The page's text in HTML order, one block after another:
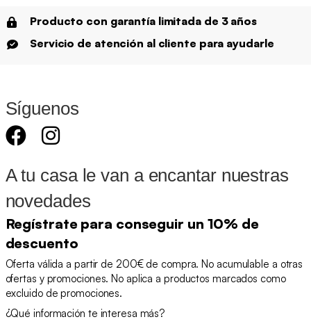
Producto con garantía limitada de 3 años
Servicio de atención al cliente para ayudarle
Síguenos
A tu casa le van a encantar nuestras
novedades
Regístrate para conseguir un 10% de
descuento
Oferta válida a partir de 200€ de compra. No acumulable a otras
ofertas y promociones. No aplica a productos marcados como
excluido de promociones.
¿Qué información te interesa más?